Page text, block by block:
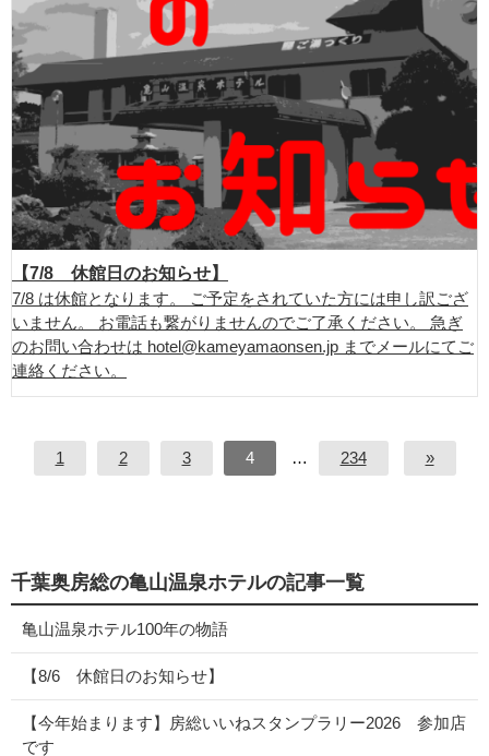
【7/8 休館日のお知らせ】
7/8 は休館となります。 ご予定をされていた方には申し訳ござ
いません。 お電話も繋がりませんのでご了承ください。 急ぎ
のお問い合わせは hotel@kameyamaonsen.jp までメールにてご
連絡ください。
1 2 3 4 … 234 »
千葉奥房総の亀山温泉ホテルの記事一覧
亀山温泉ホテル100年の物語
【8/6 休館日のお知らせ】
【今年始まります】房総いいねスタンプラリー2026 参加店
です